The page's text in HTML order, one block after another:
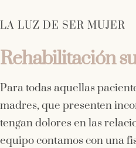
LA LUZ DE SER MUJER
Rehabilitación
Para todas aquellas
madres, que presenten
tengan dolores en las
equipo contamos con una